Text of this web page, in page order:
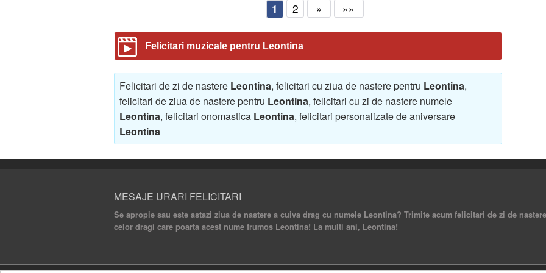
1 2 » »»
Felicitari muzicale pentru Leontina
Felicitari de zi de nastere Leontina, felicitari cu ziua de nastere pentru Leontina,
felicitari de ziua de nastere pentru Leontina, felicitari cu zi de nastere numele
Leontina, felicitari onomastica Leontina, felicitari personalizate de aniversare
Leontina
MESAJE URARI FELICITARI
Se apropie sau este astazi ziua de nastere a cuiva drag cu numele Leontina? Trimite acum felicitari de zi de
celor dragi care poarta acest nume frumos Leontina! La multi ani, Leontina!